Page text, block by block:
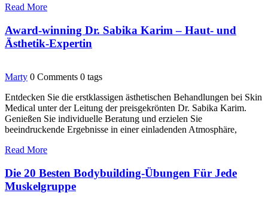
Read More
Award-winning Dr. Sabika Karim – Haut- und
Ästhetik-Expertin
Marty 0 Comments 0 tags
Entdecken Sie die erstklassigen ästhetischen Behandlungen bei Skin
Medical unter der Leitung der preisgekrönten Dr. Sabika Karim.
Genießen Sie individuelle Beratung und erzielen Sie
beeindruckende Ergebnisse in einer einladenden Atmosphäre,
Read More
Die 20 Besten Bodybuilding-Übungen Für Jede
Muskelgruppe